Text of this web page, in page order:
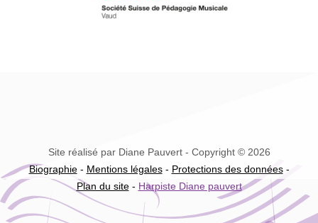
Site réalisé par Diane Pauvert - Copyright © 2026
Biographie- Mentions légales- Protections des données-
Plan du site- Harpiste Diane pauvert